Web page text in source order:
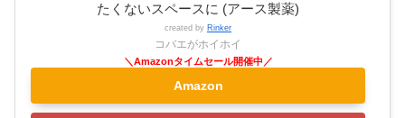
たくないスペースに (アース製薬)
created by Rinker
コバエがホイホイ
Amazon